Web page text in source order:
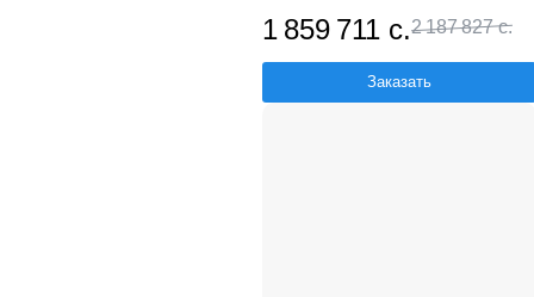
1 859 711 с.2 187 827 с.
Заказать